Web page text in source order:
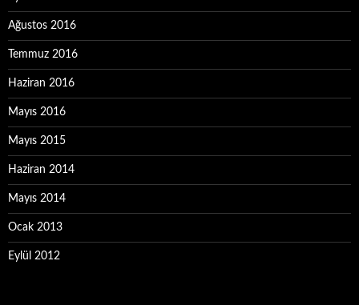
Ağustos 2016
Temmuz 2016
Haziran 2016
Mayıs 2016
Mayıs 2015
Haziran 2014
Mayıs 2014
Ocak 2013
Eylül 2012